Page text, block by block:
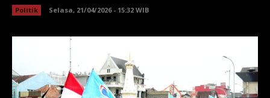
Politik Selasa, 21/04/2026 - 15:32 WIB